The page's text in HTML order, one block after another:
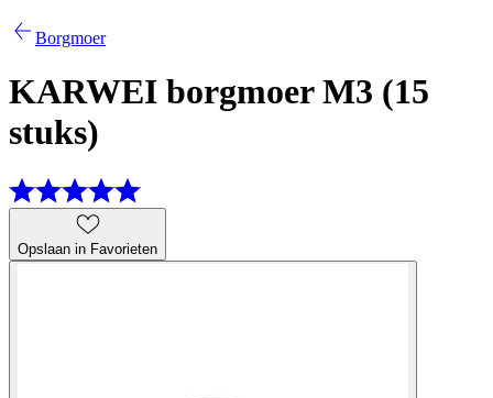
Borgmoer
KARWEI borgmoer M3 (15
stuks)
Opslaan in Favorieten